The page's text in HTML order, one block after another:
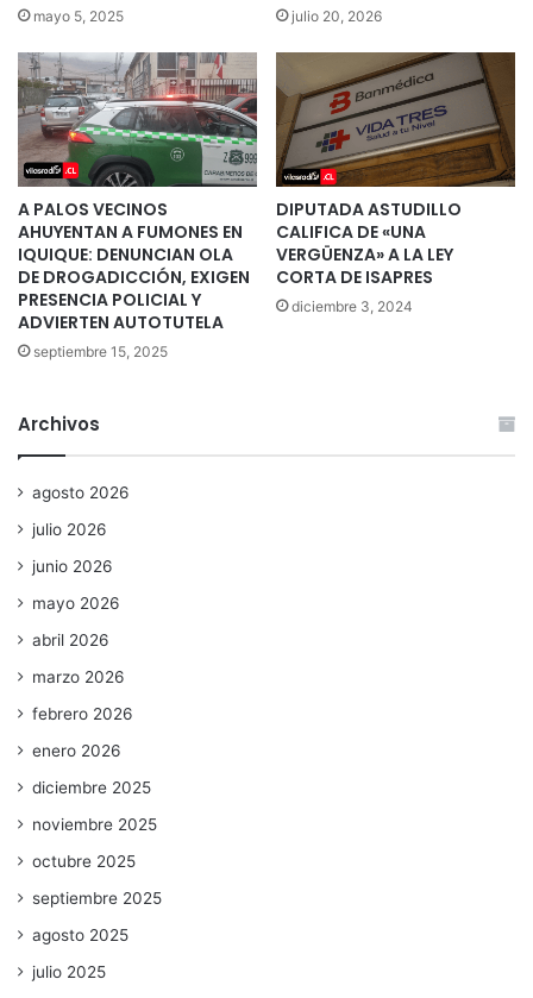
mayo 5, 2025 julio 20, 2026
A PALOS VECINOS
AHUYENTAN A FUMONES EN
IQUIQUE: DENUNCIAN OLA
DE DROGADICCIÓN, EXIGEN
PRESENCIA POLICIAL Y
ADVIERTEN AUTOTUTELA
septiembre 15, 2025
DIPUTADA ASTUDILLO
CALIFICA DE «UNA
VERGÜENZA» A LA LEY
CORTA DE ISAPRES
diciembre 3, 2024
Archivos
agosto 2026
julio 2026
junio 2026
mayo 2026
abril 2026
marzo 2026
febrero 2026
enero 2026
diciembre 2025
noviembre 2025
octubre 2025
septiembre 2025
agosto 2025
julio 2025